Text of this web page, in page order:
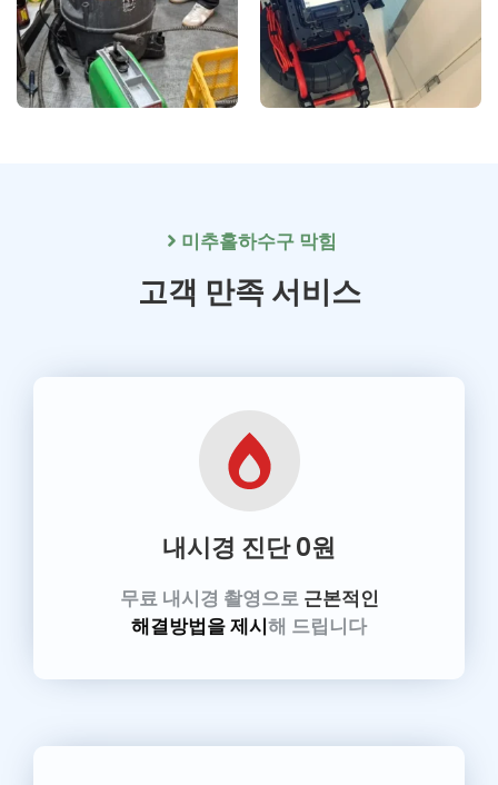
미추홀하수구 막힘
고객 만족 서비스
내시경 진단0원
무료 내시경 촬영으로 근본적인
해결방법을 제시해 드립니다